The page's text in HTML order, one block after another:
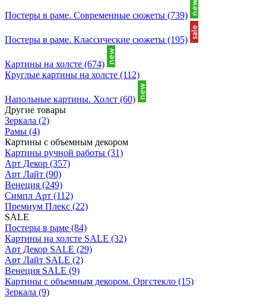
Постеры в раме. Современные сюжеты (739)
Постеры в раме. Классические сюжеты (195)
Картины на холсте (674)
Круглые картины на холсте (112)
Напольные картины. Холст (60)
Другие товары
Зеркала (2)
Рамы (4)
Картины с объемным декором
Картины ручной работы (31)
Арт Декор (357)
Арт Лайт (90)
Венеция (249)
Симпл Арт (112)
Премиум Плекс (22)
SALE
Постеры в раме (84)
Картины на холсте SALE (32)
Арт Декор SALE (29)
Арт Лайт SALE (2)
Венеция SALE (9)
Картины с объемным декором. Оргстекло (15)
Зеркала (9)